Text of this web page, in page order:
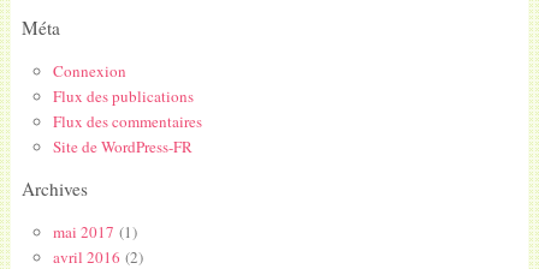
Méta
Connexion
Flux des publications
Flux des commentaires
Site de WordPress-FR
Archives
mai 2017 (1)
avril 2016 (2)